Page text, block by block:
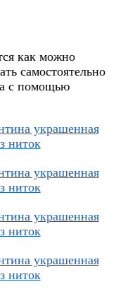
как можно
самостоятельно
с помощью